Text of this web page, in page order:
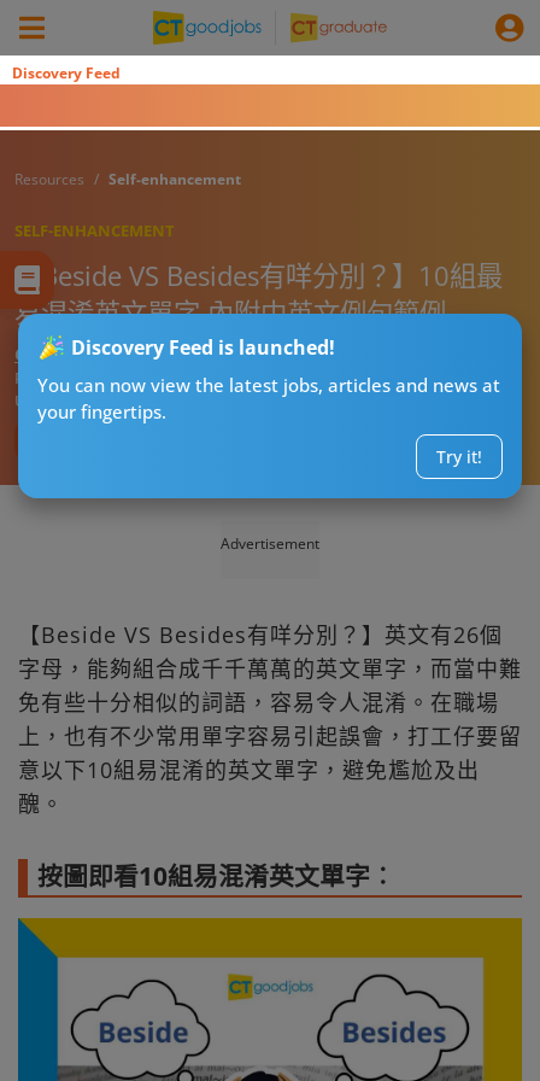
Discovery Feed
Discovery Feed is launched!
You can now view the latest jobs, articles and news at
your fingertips.
Try it!
Resources Self-enhancement
SELF-ENHANCEMENT
【Beside VS Besides有咩分別？】10組最
易混淆英文單字 內附中英文例句範例
CTgoodjobs’ Editor
Published:
2026-07-30 08:35
Updated:
2026-07-30 08:35
Advertisement
【Beside VS Besides有咩分別？】英文有26個
字母，能夠組合成千千萬萬的英文單字，而當中難
免有些十分相似的詞語，容易令人混淆。在職場
上，也有不少常用單字容易引起誤會，打工仔要留
意以下10組易混淆的英文單字，避免尷尬及出
醜。
按圖即看10組易混淆英文單字︰